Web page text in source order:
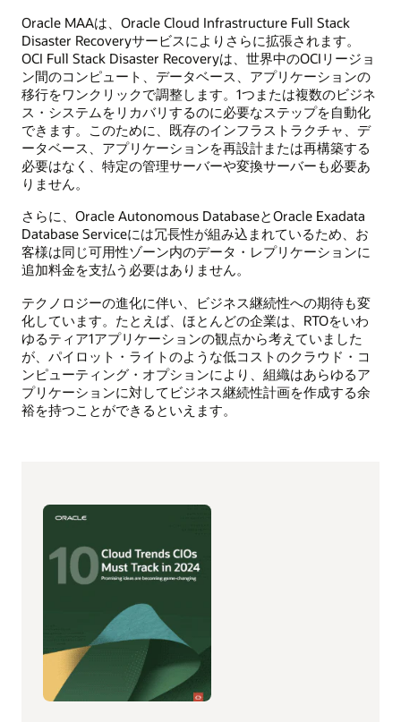
Oracle MAAは、Oracle Cloud Infrastructure Full Stack
Disaster Recoveryサービスによりさらに拡張されます。
OCI Full Stack Disaster Recoveryは、世界中のOCIリージョ
ン間のコンピュート、データベース、アプリケーションの
移行をワンクリックで調整します。1つまたは複数のビジネ
ス・システムをリカバリするのに必要なステップを自動化
できます。このために、既存のインフラストラクチャ、デ
ータベース、アプリケーションを再設計または再構築する
必要はなく、特定の管理サーバーや変換サーバーも必要あ
りません。
さらに、Oracle Autonomous DatabaseとOracle Exadata
Database Serviceには冗長性が組み込まれているため、お
客様は同じ可用性ゾーン内のデータ・レプリケーションに
追加料金を支払う必要はありません。
テクノロジーの進化に伴い、ビジネス継続性への期待も変
化しています。たとえば、ほとんどの企業は、RTOをいわ
ゆるティア1アプリケーションの観点から考えていました
が、パイロット・ライトのような低コストのクラウド・コ
ンピューティング・オプションにより、組織はあらゆるア
プリケーションに対してビジネス継続性計画を作成する余
裕を持つことができるといえます。